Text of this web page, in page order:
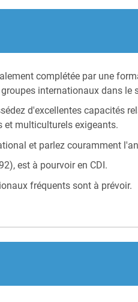
complétée par une
internationaux dans
d'excellentes capacités
et multiculturels exigeants.
et parlez couramment
est à pourvoir en CDI.
fréquents sont à prévoir.